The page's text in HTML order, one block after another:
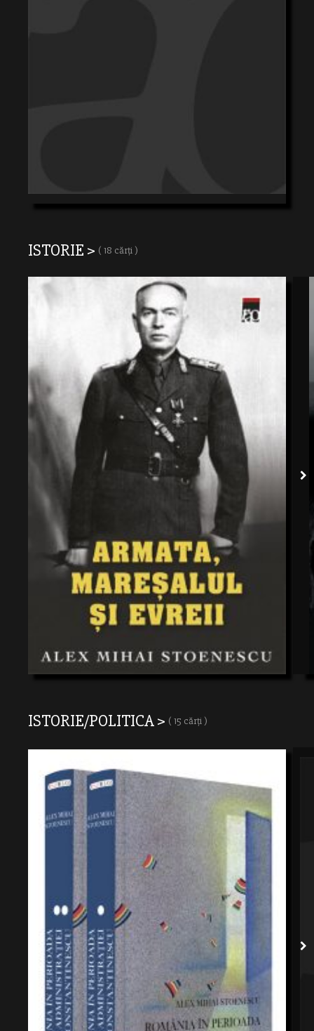
ISTORIE > ( 18 cărți )
ISTORIE/POLITICA > ( 15 cărți )